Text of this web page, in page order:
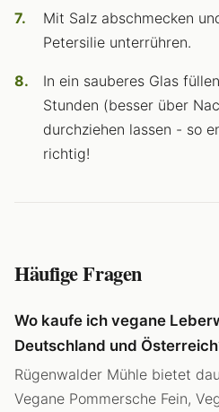
Mit Salz abschmecken
Petersilie unterrühren.
In ein sauberes Glas
Stunden (besser über
durchziehen lassen - so
richtig!
Häufige Fragen
Wo kaufe ich vegane
Deutschland und
Rügenwalder Mühle bietet
Vegane Pommersche Fein,